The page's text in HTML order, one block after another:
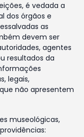
é vedada a
dos órgãos e
as
devem ser
agentes
resultados da
legais,
não apresentem
museológicas,